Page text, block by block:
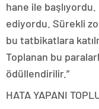
hane ile
ediyordu. Sürekli
bu tatbikatlara
Toplanan bu
ödüllendirilir.”
HATA YAPANI